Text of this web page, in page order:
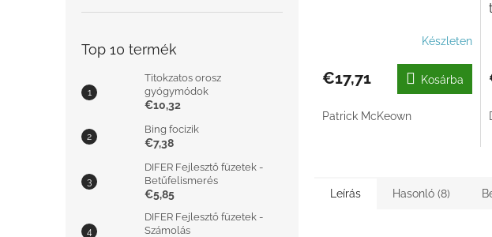
Top 10 termék
Titokzatos orosz
gyógymódok
€10,32
Bing focizik
€7,38
DIFER Fejlesztő füzetek -
Betűfelismerés
€5,85
DIFER Fejlesztő füzetek -
Számolás
Készleten
€17,71 Kosárba
Patrick McKeown
Leírás Hasonló (8)